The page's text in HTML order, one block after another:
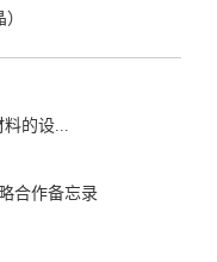
的设...
合作备忘录